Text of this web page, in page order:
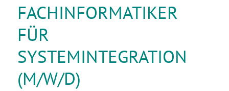
FACHINFORMATIKER
FÜR
SYSTEMINTEGRATION
(M/W/D)